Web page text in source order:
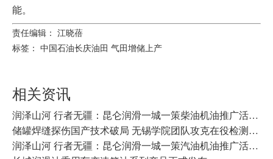
能。
责任编辑： 江晓蓓
标签： 中国石油长庆油田 气田增储上产
相关资讯
​润泽山河 行者无疆：昆仑润滑一城一策柴油机油推广活动走进常州
储罐焊缝探伤国产技术破局 无锡学院团队攻克在役检测难题
润泽山河 行者无疆：昆仑润滑一城一策汽油机油推广活动走进哈尔滨